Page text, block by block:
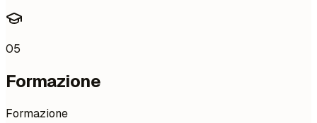
05
Formazione
Formazione